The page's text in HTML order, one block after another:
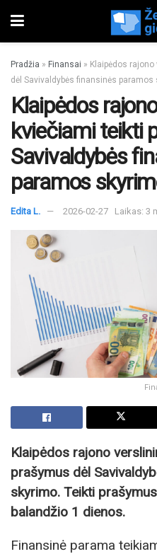
Pradžia » Finansai » Klaipėdos
dėl Savivaldybės finansinės paramos
Klaipėdos
kviečiami teikti
Savivaldybės
paramos
Edita L. 2026-02-27 Laikas: 3
Klaipėdos rajono
prašymus dėl
skyrimo. Teikti
balandžio 1 dienos.
Finansinė parama